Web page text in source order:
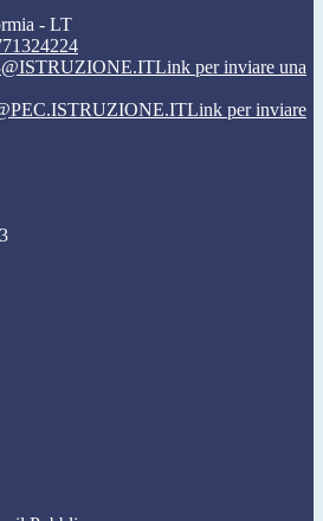
- LT
Link per inviare una
Link per inviare